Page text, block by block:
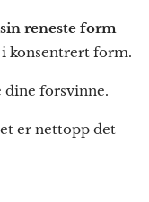
reneste form
konsentrert form.
dine forsvinne.
er nettopp det